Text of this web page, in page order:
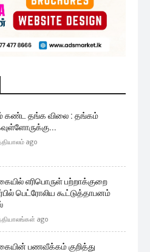
கண்ட தங்க விலை : தங்கம்
ago
எரிபொருள் பற்றாக்குறை
பெட்ரோலிய கூட்டுத்தாபனம்
ago
பணவீக்கம் குறித்து